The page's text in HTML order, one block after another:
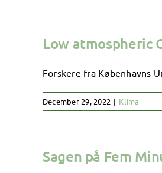
Low atmospheric
Forskere fra Københavns
December 29, 2022 | Klima
Sagen på Fem